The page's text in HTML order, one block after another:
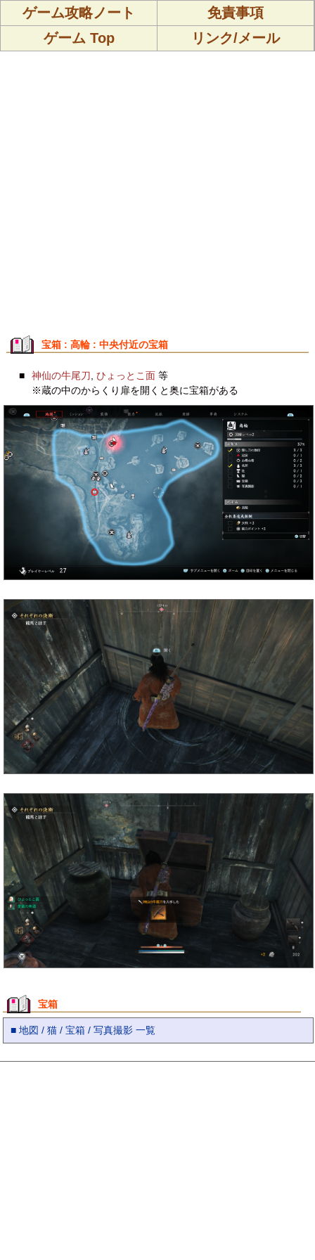
ゲーム攻略ノート
免責事項
ゲーム Top
リンク/メール
宝箱 : 高輪 : 中央付近の宝箱
■ 神仙の牛尾刀 ひょっとこ面等
※蔵の中のからくり扉を開くと奥に宝箱がある
宝箱
■ 地図 / 猫 / 宝箱 / 写真撮影 一覧